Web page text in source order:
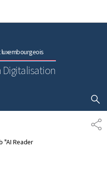
principal
Digitalisation
"AI Reader